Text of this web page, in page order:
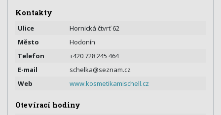
Kontakty
Ulice
Hornická čtvrť 62
Město
Hodonín
Telefon
+420 728 245 464
E-mail
schelka@seznam.cz
Web
www.kosmetikamischell.cz
Otevírací hodiny